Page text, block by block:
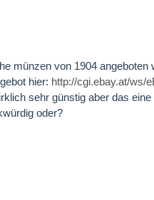
münzen von 1904 angeboten
hier: http://cgi.ebay.at/ws/
sehr günstig aber das
oder?